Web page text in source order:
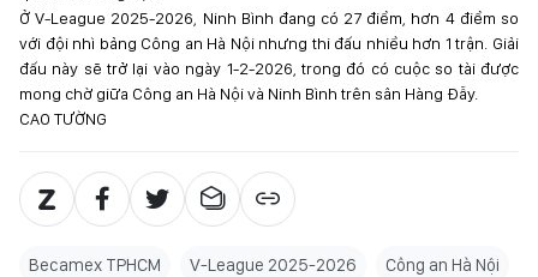
Ở V-League 2025-2026, Ninh Bình đang có 27 điểm, hơn 4 điểm so
với đội nhì bảng Công an Hà Nội nhưng thi đấu nhiều hơn 1 trận. Giải
đấu này sẽ trở lại vào ngày 1-2-2026, trong đó có cuộc so tài được
mong chờ giữa Công an Hà Nội và Ninh Bình trên sân Hàng Đẫy.
CAO TƯỜNG
Becamex TPHCM V-League 2025-2026 Công an Hà Nội